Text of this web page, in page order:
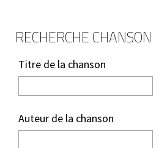
RECHERCHE CHANSON
Titre de la chanson
Auteur de la chanson